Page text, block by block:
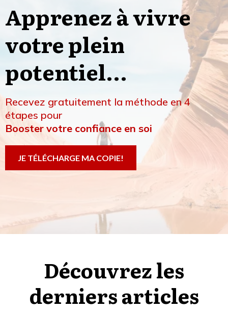
Apprenez à vivre
votre plein
potentiel...
Recevez gratuitement la méthode en 4
étapes pour
Booster votre confiance en soi
JE TÉLÉCHARGE MA COPIE!
Découvrez les
derniers articles